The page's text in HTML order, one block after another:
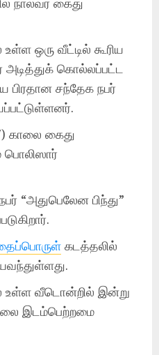
ஒரு வீட்டில் கூரிய
கொல்லப்பட்ட
பிரதான சந்தேக நபர்
காலை கைது
“அதுபெலேன பிந்து”
கடத்தலில்
உள்ள வீடொன்றில் இன்று
இடம்பெற்றமை